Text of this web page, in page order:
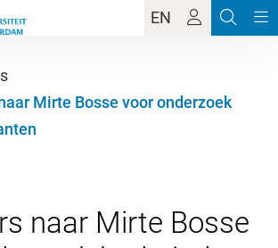
EN
Mirte Bosse voor onderzoek
naar Mirte Bosse